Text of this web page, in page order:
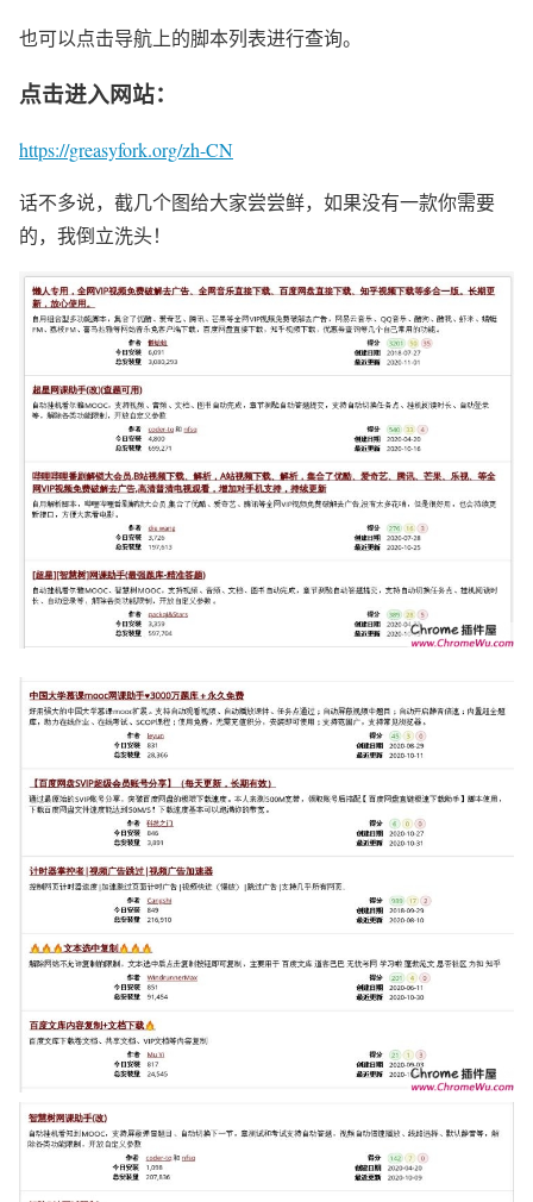
也可以点击导航上的脚本列表进行查询。
点击进入网站：
https://greasyfork.org/zh-CN
话不多说，截几个图给大家尝尝鲜，如果没有一款你需要
的，我倒立洗头！